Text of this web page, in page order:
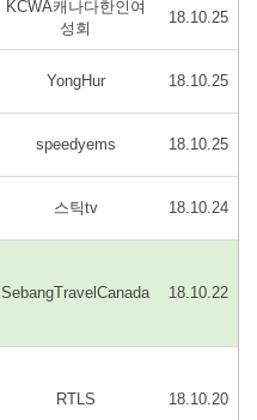
KCWA캐나다한인여
성회
18.10.25
YongHur 18.10.25
speedyems 18.10.25
스틱tv 18.10.24
SebangTravelCanada 18.10.22
RTLS 18.10.20